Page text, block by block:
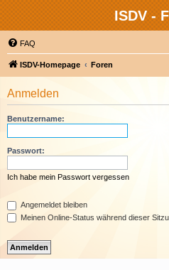
ISDV -
FAQ
ISDV-Homepage Foren
Anmelden
Benutzername:
Passwort:
Ich habe mein Passwort vergessen
Angemeldet bleiben
Meinen Online-Status während dieser